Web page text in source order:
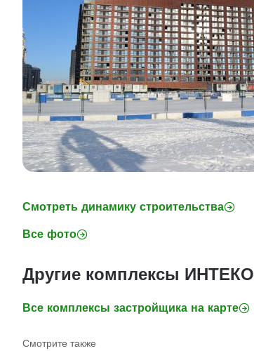
Смотреть динамику строительства
Все фото
Другие комплексы ИНТЕКО
Все комплексы застройщика на карте
Смотрите также